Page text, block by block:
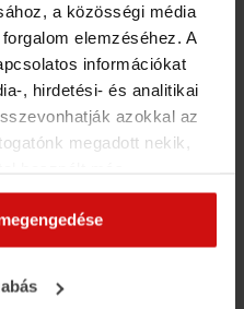
a közösségi média
elemzéséhez. A
információkat
, hirdetési- és analitikai
azokkal az
megadott nekik,
segíti a
élményt
– AZ IDŐSZAKOS BÖJT
FOGYASZTÓ